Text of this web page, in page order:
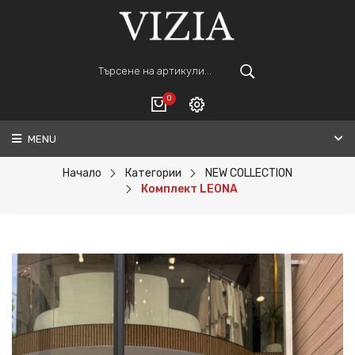
0
ВАШАТА КОЛИЧКА Е ПРАЗНА.
ПОРЪЧАЙ
Регистрация
MENU
Начало Категории
NEW COLLECTION
Комплект LEONA